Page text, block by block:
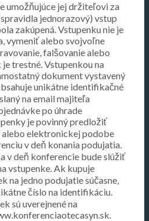
umožňujúce jej držiteľovi za
jednorazový) vstup
zakúpená. Vstupenku nie je
vymeniť alebo svojvoľne
falšovanie alebo
trestné. Vstupenkou na
dokument vystavený
unikátne identifikačné
na email majiteľa
po úhrade
je povinný predložiť
elektronickej podobe
v deň konania podujatia.
v deň konferencie bude slúžiť
vstupenke. Ak kupuje
na jedno podujatie súčasne,
číslo na identifikáciu.
sú uverejnené na